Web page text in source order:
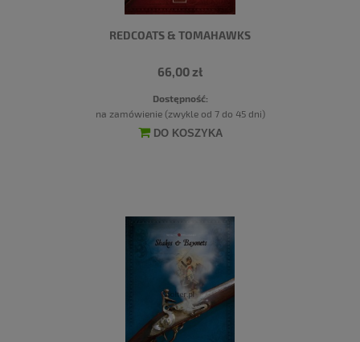
REDCOATS & TOMAHAWKS
66,00 zł
Dostępność:
na zamówienie (zwykle od 7 do 45 dni)
DO KOSZYKA